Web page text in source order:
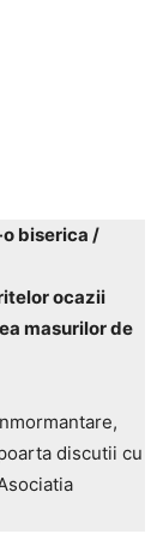
biserica /
ocazii
masurilor de
discutii cu